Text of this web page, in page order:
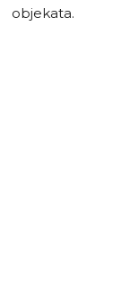
objekata.